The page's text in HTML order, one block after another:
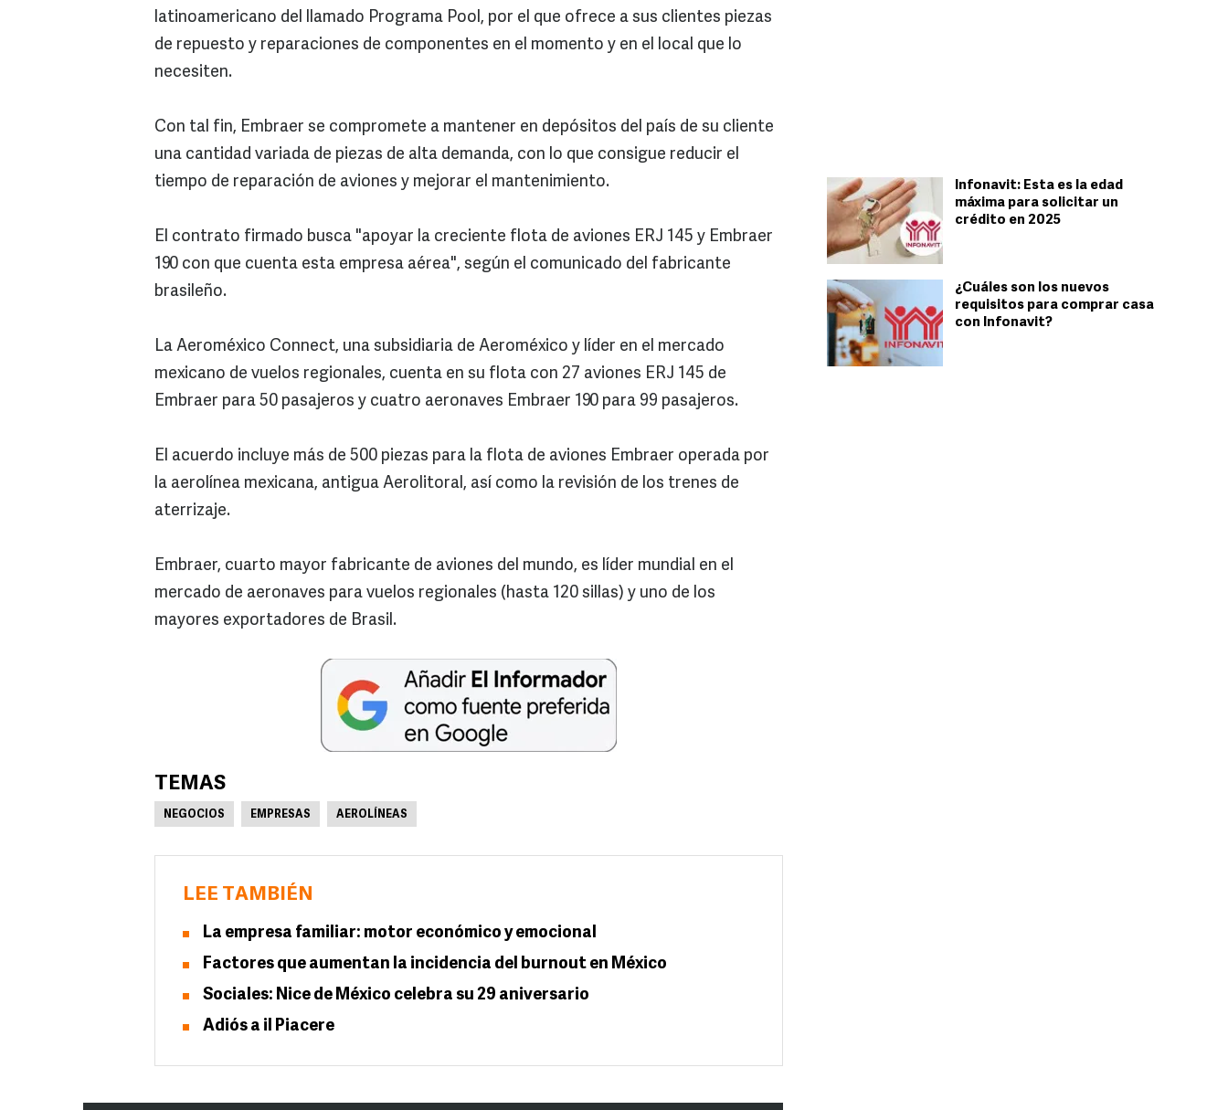
Infonavit: Esta es la edad
máxima para solicitar un
crédito en 2025
¿Cuáles son los nuevos
requisitos para comprar casa
con Infonavit?
latinoamericano del llamado Programa Pool, por el que ofrece a sus clientes piezas
de repuesto y reparaciones de componentes en el momento y en el local que lo
necesiten.
Con tal fin, Embraer se compromete a mantener en depósitos del país de su cliente
una cantidad variada de piezas de alta demanda, con lo que consigue reducir el
tiempo de reparación de aviones y mejorar el mantenimiento.
El contrato firmado busca "apoyar la creciente flota de aviones ERJ 145 y Embraer
190 con que cuenta esta empresa aérea", según el comunicado del fabricante
brasileño.
La Aeroméxico Connect, una subsidiaria de Aeroméxico y líder en el mercado
mexicano de vuelos regionales, cuenta en su flota con 27 aviones ERJ 145 de
Embraer para 50 pasajeros y cuatro aeronaves Embraer 190 para 99 pasajeros.
El acuerdo incluye más de 500 piezas para la flota de aviones Embraer operada por
la aerolínea mexicana, antigua Aerolitoral, así como la revisión de los trenes de
aterrizaje.
Embraer, cuarto mayor fabricante de aviones del mundo, es líder mundial en el
mercado de aeronaves para vuelos regionales (hasta 120 sillas) y uno de los
mayores exportadores de Brasil.
TEMAS
NEGOCIOS EMPRESAS AEROLÍNEAS
LEE TAMBIÉN
La empresa familiar: motor económico y emocional
Factores que aumentan la incidencia del burnout en México
Sociales: Nice de México celebra su 29 aniversario
Adiós a il Piacere